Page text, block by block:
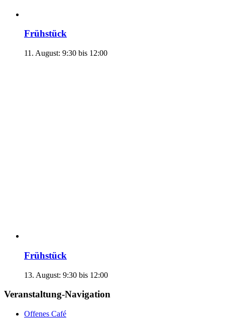
Frühstück
11. August: 9:30 bis 12:00
Frühstück
13. August: 9:30 bis 12:00
Veranstaltung-Navigation
Offenes Café